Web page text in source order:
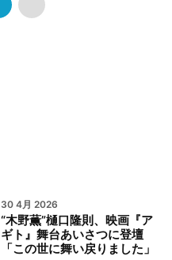
30 4月 2026
“木野薫”樋口隆則、映画『ア
ギト』舞台あいさつに登壇
「この世に舞い戻りました」